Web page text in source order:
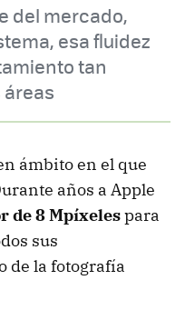
del mercado,
esa fluidez
tan
ámbito en el que
años a Apple
de 8 Mpíxelespara
sus
de la fotografía